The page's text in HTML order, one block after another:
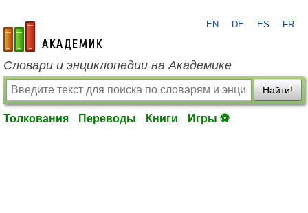
academic.ru
EN DE ES FR
Словари и энциклопедии на Академике
Найти!
Толкования Переводы Книги Игры ⚽